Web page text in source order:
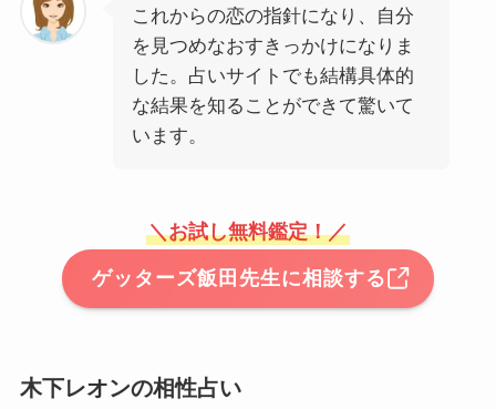
これからの恋の指針になり、自分
を見つめなおすきっかけになりま
した。占いサイトでも結構具体的
な結果を知ることができて驚いて
います。
＼お試し無料鑑定！／
ゲッターズ飯田先生に相談する
木下レオンの相性占い